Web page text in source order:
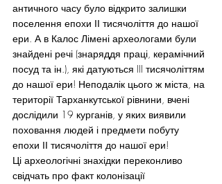
античного часу було відкрито залишки
поселення епохи ІІ тисячоліття до нашої
ери. А в Калос Лімені археологами були
знайдені речі (знаряддя праці, керамічний
посуд та ін.), які датуються III тисячоліттям
до нашої ери! Неподалік цього ж міста, на
території Тарханкутської рівнини, вчені
дослідили 19 курганів, у яких виявили
поховання людей і предмети побуту
епохи ІІ тисячоліття до нашої ери!
Ці археологічні знахідки переконливо
свідчать про факт колонізації